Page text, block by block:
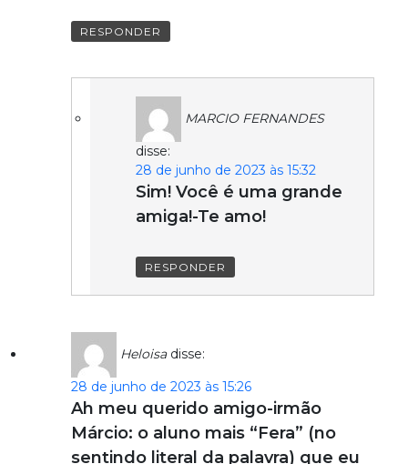
RESPONDER
MARCIO FERNANDES
disse:
28 de junho de 2023 às 15:32
Sim! Você é uma grande
amiga!-Te amo!
RESPONDER
Heloisa disse:
28 de junho de 2023 às 15:26
Ah meu querido amigo-irmão
Márcio: o aluno mais “Fera” (no
sentindo literal da palavra) que eu